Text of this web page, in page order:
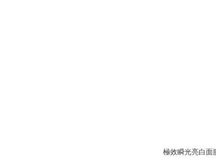
極效瞬光亮白面